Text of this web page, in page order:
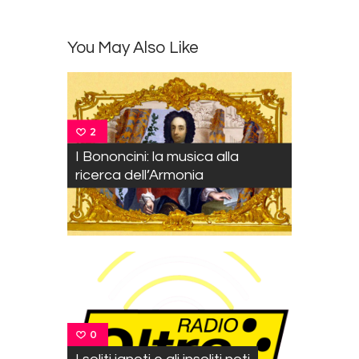
You May Also Like
2
I Bononcini: la musica alla
ricerca dell’Armonia
0